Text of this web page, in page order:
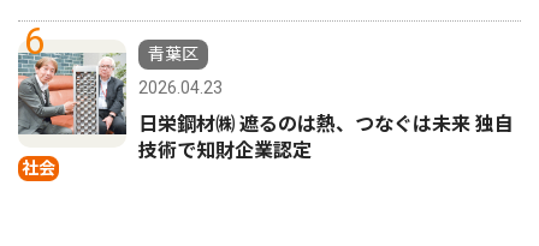
6
社会
青葉区
2026.04.23
日栄鋼材㈱ 遮るのは熱、つなぐは未来 独自
技術で知財企業認定